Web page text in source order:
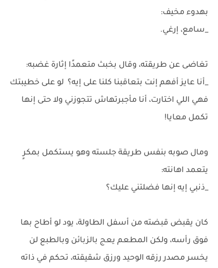
بهدوء مخيف:
_سامع، إرغي.
تغاضى عن طريقته، وقال بخبث متعمدًا إثارة غضبه:
_أنا عايز أفهم إنت بتعاقبنا كلنا على إيه؟ لو على خطيبتك
فهي اللي اختارت، أنا مأجبرتهاش تتجوزني ولا حتى إنها
تكمل معايا!
ومال صوبه بنفس طريقة جلسته وهو يستكمل بمكرٍ
يتعمد اهانته:
_ذنبي إيه إنها فضلتني عليك؟
كان يقبض قبضته من أسفل الطاولة، يود لو أطاح بها
فوق رأسه، ولكن المطعم يعج بالزبائن وبالطبع لن
يخسر مصدر رزقه الوحيد ورزق شقيقته، تحكم في ذاته